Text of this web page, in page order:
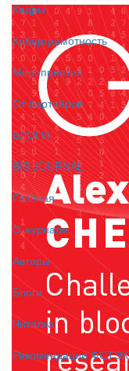
Кадры
Киберграмотность
Мероприятия
От партнёров
БЛОГИ
BIS JOURNAL
Главная
О журнале
Авторы
Блоги
Читалка
Рекомендации ФСТЭК